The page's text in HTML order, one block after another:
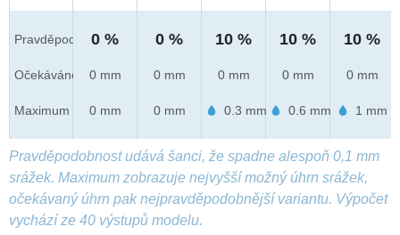
Pravděpod.
Očekáváno
Maximum
0 %
0 mm
0 mm
0 %
0 mm
0 mm
10 %
0 mm
0.3 mm
10 %
0 mm
0.6 mm
10 %
0 mm
1 mm
Pravděpodobnost udává šanci, že spadne alespoň 0,1 mm
srážek. Maximum zobrazuje nejvyšší možný úhrn srážek,
očekávaný úhrn pak nejpravděpodobnější variantu. Výpočet
vychází ze 40 výstupů modelu.